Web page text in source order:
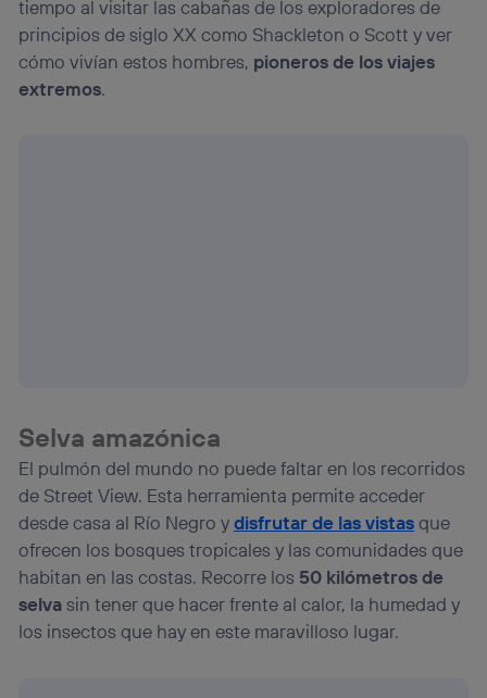
tiempo al visitar las cabañas de los exploradores de
principios de siglo XX como Shackleton o Scott y ver
cómo vivían estos hombres, pioneros de los viajes
extremos.
Selva amazónica
El pulmón del mundo no puede faltar en los recorridos
de Street View. Esta herramienta permite acceder
desde casa al Río Negro ydisfrutar de las vistasque
ofrecen los bosques tropicales y las comunidades que
habitan en las costas. Recorre los 50 kilómetros de
selvasin tener que hacer frente al calor, la humedad y
los insectos que hay en este maravilloso lugar.